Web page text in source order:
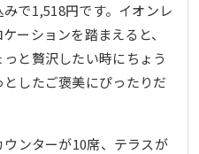
で1,518円です。イオンレ
ーションを踏まえると、
と贅沢したい時にちょう
したご褒美にぴったりだ
ンターが10席、テラスが